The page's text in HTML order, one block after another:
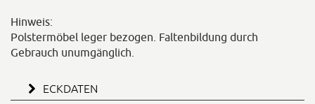
Hinweis:
Polstermöbel leger bezogen. Faltenbildung durch
Gebrauch unumgänglich.
ECKDATEN